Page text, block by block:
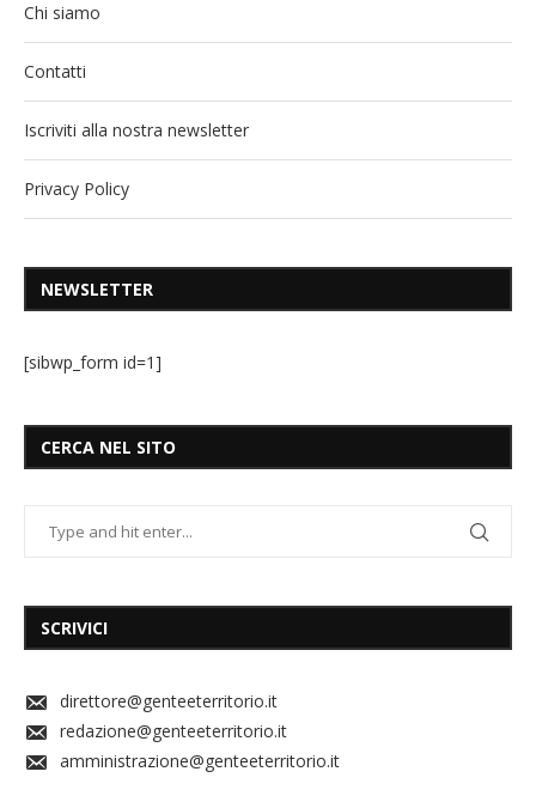
Chi siamo
Contatti
Iscriviti alla nostra newsletter
Privacy Policy
NEWSLETTER
[sibwp_form id=1]
CERCA NEL SITO
SCRIVICI
direttore@genteeterritorio.it
redazione@genteeterritorio.it
amministrazione@genteeterritorio.it